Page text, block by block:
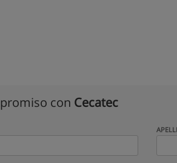
con Cecatec